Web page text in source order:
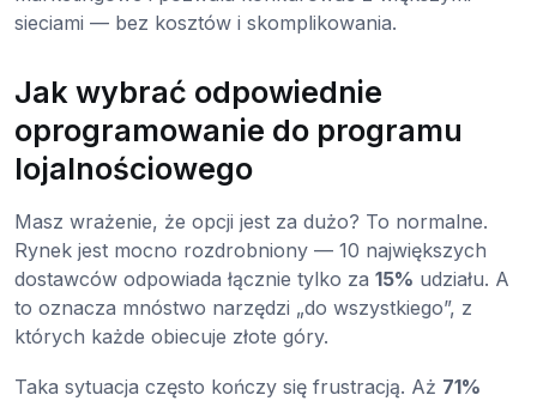
sieciami — bez kosztów i skomplikowania.
Jak wybrać odpowiednie
oprogramowanie do programu
lojalnościowego
Masz wrażenie, że opcji jest za dużo? To normalne.
Rynek jest mocno rozdrobniony — 10 największych
dostawców odpowiada łącznie tylko za 15% udziału. A
to oznacza mnóstwo narzędzi „do wszystkiego”, z
których każde obiecuje złote góry.
Taka sytuacja często kończy się frustracją. Aż 71%